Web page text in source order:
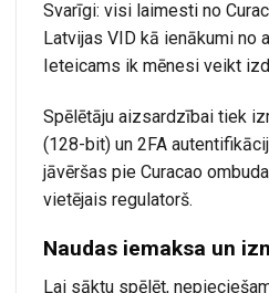
Svarīgi: visi laimesti no
Latvijas VID kā ienākumi no
Ieteicams ik mēnesi veikt
Spēlētāju aizsardzībai tiek
(128-bit) un 2FA
jāvēršas pie Curacao
vietējais regulatorš.
Naudas iemaksa un
Lai sāktu spēlēt,